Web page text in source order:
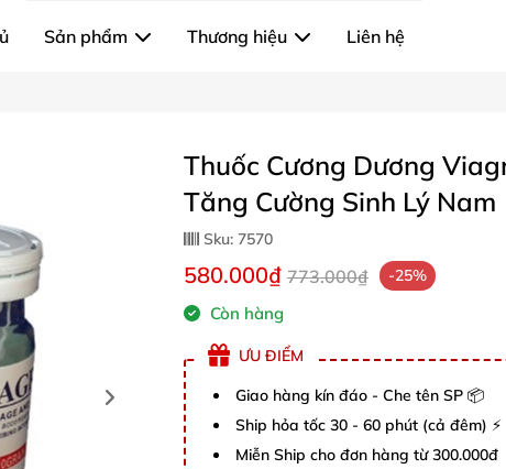
Sản phẩm Thương hiệu Liên hệ
Thuốc Cương Dương
Tăng Cường Sinh Lý Nam
Sku: 7570
580.000₫ 773.000₫ -25%
Còn hàng
ƯU ĐIỂM
Giao hàng kín đáo - Che tên SP 📦
Ship hỏa tốc 30 - 60 phút (cả đêm) ⚡
Miễn Ship cho đơn hàng từ 300.000đ